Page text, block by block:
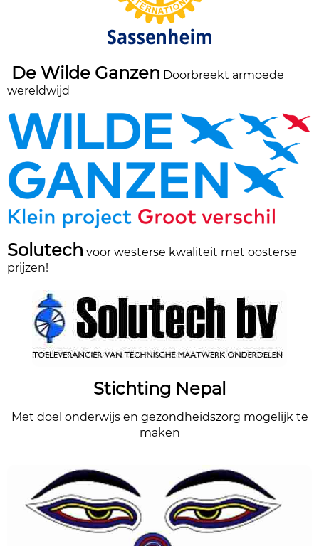
De Wilde Ganzen Doorbreekt armoede
wereldwijd
Solutech voor westerse kwaliteit met oosterse
prijzen!
Stichting Nepal
Met doel onderwijs en gezondheidszorg mogelijk te
maken